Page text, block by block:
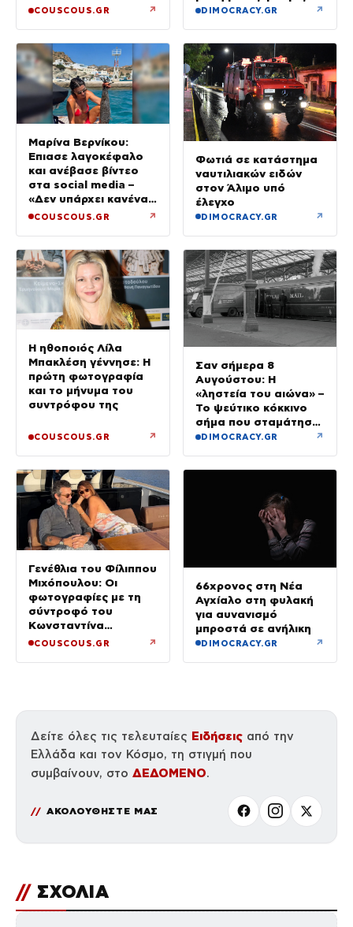
COUSCOUS.GR ↗ DIMOCRACY.GR ↗
Μαρίνα Βερνίκου:
Έπιασε λαγοκέφαλο
και ανέβασε βίντεο
στα social media –
«Δεν υπάρχει κανένας
λόγος να φοβόμαστε»
COUSCOUS.GR ↗
Φωτιά σε κατάστημα
ναυτιλιακών ειδών
στον Άλιμο υπό
έλεγχο
DIMOCRACY.GR ↗
Η ηθοποιός Λίλα
Μπακλέση γέννησε: Η
πρώτη φωτογραφία
και το μήνυμα του
συντρόφου της
COUSCOUS.GR ↗
Σαν σήμερα 8
Αυγούστου: Η
«ληστεία του αιώνα» –
Το ψεύτικο κόκκινο
σήμα που σταμάτησε
τρένο με 2,6 εκατ.
DIMOCRACY.GR ↗
Γενέθλια του Φίλιππου
Μιχόπουλου: Οι
φωτογραφίες με τη
σύντροφό του
Κωνσταντίνα
Ευρυπίδου και το
COUSCOUS.GR ↗
66χρονος στη Νέα
Αγχίαλο στη φυλακή
για αυνανισμό
μπροστά σε ανήλικη
DIMOCRACY.GR ↗
Δείτε όλες τις τελευταίες Ειδήσεις από την
Ελλάδα και τον Κόσμο, τη στιγμή που
συμβαίνουν, στο ΔΕΔΟΜΕΝΟ.
ΑΚΟΛΟΥΘΗΣΤΕ ΜΑΣ
// ΣΧΟΛΙΑ